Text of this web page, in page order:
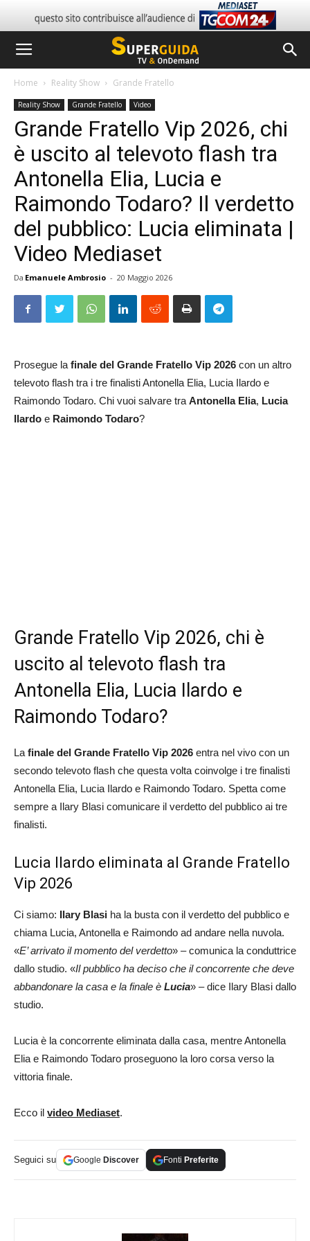
Home Reality Show Grande Fratello
Reality Show Grande Fratello Video
Grande Fratello Vip 2026, chi
è uscito al televoto flash tra
Antonella Elia, Lucia e
Raimondo Todaro? Il verdetto
del pubblico: Lucia eliminata |
Video Mediaset
Da Emanuele Ambrosio - 20 Maggio 2026
Prosegue la finale del Grande Fratello Vip 2026 con un altro
televoto flash tra i tre finalisti Antonella Elia, Lucia Ilardo e
Raimondo Todaro. Chi vuoi salvare tra Antonella Elia, Lucia
Ilardo e Raimondo Todaro?
Grande Fratello Vip 2026, chi è
uscito al televoto flash tra
Antonella Elia, Lucia Ilardo e
Raimondo Todaro?
Lafinale del Grande Fratello Vip 2026 entra nel vivo con un
secondo televoto flash che questa volta coinvolge i tre finalisti
Antonella Elia, Lucia Ilardo e Raimondo Todaro. Spetta come
sempre a Ilary Blasi comunicare il verdetto del pubblico ai tre
finalisti.
Lucia Ilardo eliminata al Grande Fratello
Vip 2026
Ci siamo: Ilary Blasi ha la busta con il verdetto del pubblico e
chiama Lucia, Antonella e Raimondo ad andare nella nuvola.
«E’ arrivato il momento del verdetto» – comunica la conduttrice
dallo studio. «Il pubblico ha deciso che il concorrente che deve
abbandonare la casa e la finale è Lucia» – dice Ilary Blasi dallo
studio.
Lucia è la concorrente eliminata dalla casa, mentre Antonella
Elia e Raimondo Todaro proseguono la loro corsa verso la
vittoria finale.
Ecco il video Mediaset.
Seguici su Google Discover Fonti Preferite